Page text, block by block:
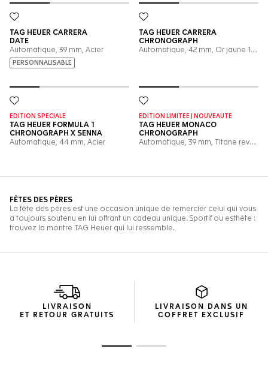
LIVRAISON
ET RETOUR GRATUITS
LIVRAISON DANS UN
COFFRET EXCLUSIF